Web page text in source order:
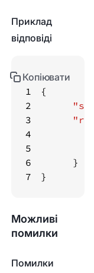
Приклад
відповіді
1
2
3
4
5
6
7
}
Копіювати
Можливі
помилки
Помилки